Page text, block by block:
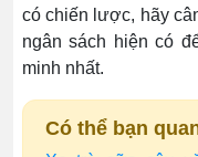
có chiến lược, hãy
ngân sách hiện có
minh nhất.
Có thể bạn